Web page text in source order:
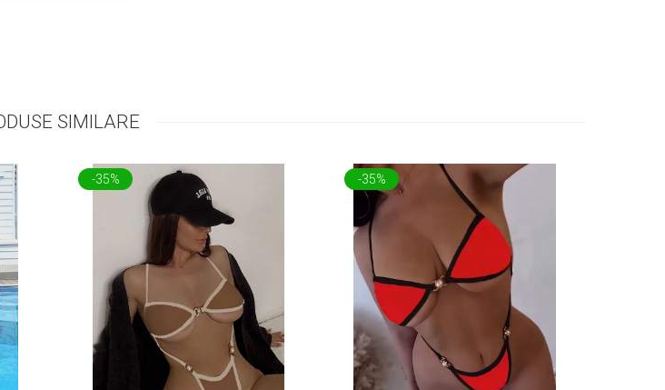
SIMILARE
-35% -35%